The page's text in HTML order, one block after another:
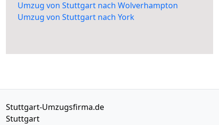
Umzug von Stuttgart nach Wolverhampton
Umzug von Stuttgart nach York
Stuttgart-Umzugsfirma.de
Stuttgart